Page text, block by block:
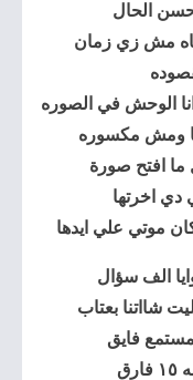
الحال
مش زي زمان
الوحش في الصوره
ومش مكسوره
ما افتح صورة
اخرتها
موتي علي ايدها
الف سؤال
شااتنا بعتاب
فايق